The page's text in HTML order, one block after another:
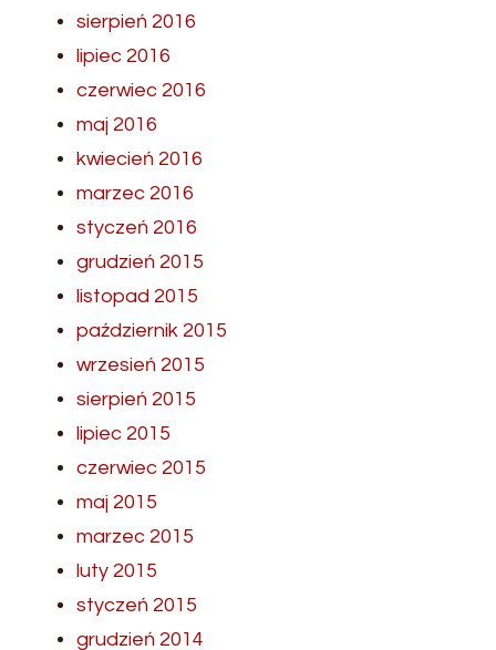
sierpień 2016
lipiec 2016
czerwiec 2016
maj 2016
kwiecień 2016
marzec 2016
styczeń 2016
grudzień 2015
listopad 2015
październik 2015
wrzesień 2015
sierpień 2015
lipiec 2015
czerwiec 2015
maj 2015
marzec 2015
luty 2015
styczeń 2015
grudzień 2014